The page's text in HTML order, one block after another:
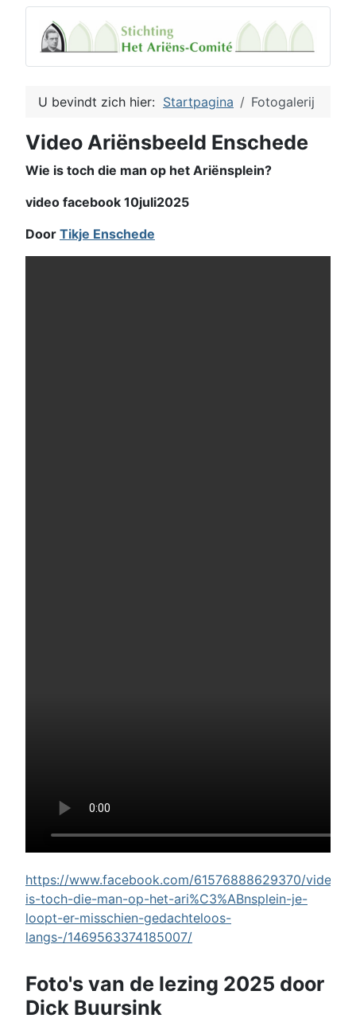
U bevindt zich hier: Startpagina Fotogalerij
Video Ariënsbeeld Enschede
Wie is toch die man op het Ariënsplein?
video facebook 10juli2025
Door Tikje Enschede
https://www.facebook.com/61576888629370/videos/
is-toch-die-man-op-het-ari%C3%ABnsplein-je-
loopt-er-misschien-gedachteloos-
langs-/1469563374185007/
Foto's van de lezing 2025 door
Dick Buursink